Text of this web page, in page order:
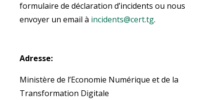
formulaire de déclaration d’incidents ou nous
envoyer un email à incidents@cert.tg.
Adresse:
Ministère de l’Economie Numérique et de la
Transformation Digitale